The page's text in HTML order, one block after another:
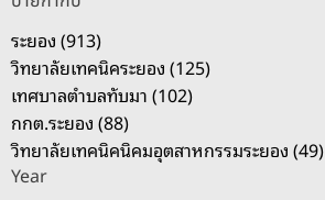
ระยอง (913)
วิทยาลัยเทคนิคระยอง (125)
เทศบาลตำบลทับมา (102)
กกต.ระยอง (88)
วิทยาลัยเทคนิคนิคมอุตสาหกรรมระยอง (49)
Year